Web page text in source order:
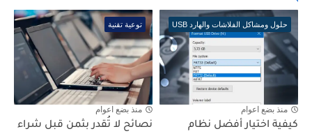
حلول ومشاكل الفلاشات والهارد USB
منذ بضع اعوام
كيفية اختيار أفضل نظام
توعية تقنية
منذ بضع اعوام
نصائح لا تُقدر بثمن قبل شراء